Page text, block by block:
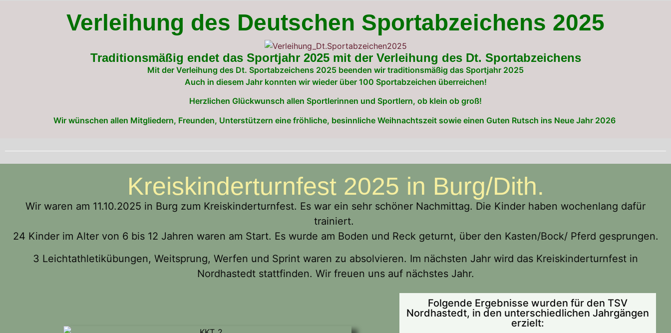
Verleihung des Deutschen Sportabzeichens 2025
Traditionsmäßig endet das Sportjahr 2025 mit der Verleihung des Dt. Sportabzeichens
Mit der Verleihung des Dt. Sportabzeichens 2025 beenden wir traditionsmäßig das Sportjahr 2025
Auch in diesem Jahr konnten wir wieder über 100 Sportabzeichen überreichen!
Herzlichen Glückwunsch allen Sportlerinnen und Sportlern, ob klein ob groß!
Wir wünschen allen Mitgliedern, Freunden, Unterstützern eine fröhliche, besinnliche Weihnachtszeit sowie einen Guten Rutsch ins Neue Jahr 2026
Kreiskinderturnfest 2025 in Burg/Dith.
Wir waren am 11.10.2025 in Burg zum Kreiskinderturnfest. Es war ein sehr schöner Nachmittag. Die Kinder haben wochenlang dafür
trainiert.
24 Kinder im Alter von 6 bis 12 Jahren waren am Start. Es wurde am Boden und Reck geturnt, über den Kasten/Bock/ Pferd gesprungen.
3 Leichtathletikübungen, Weitsprung, Werfen und Sprint waren zu absolvieren. Im nächsten Jahr wird das Kreiskinderturnfest in
Nordhastedt stattfinden. Wir freuen uns auf nächstes Jahr.
Folgende Ergebnisse wurden für den TSV
Nordhastedt, in den unterschiedlichen Jahrgängen
erzielt: